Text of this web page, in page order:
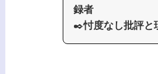
録者
✒️忖度なし批評と